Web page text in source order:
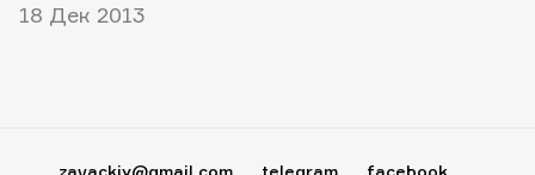
18 Дек 2013
zavackiy@gmail.com telegram facebook